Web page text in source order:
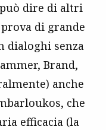
dire di altri
di grande
dialoghi senza
Brand,
anche
che
efficacia (la